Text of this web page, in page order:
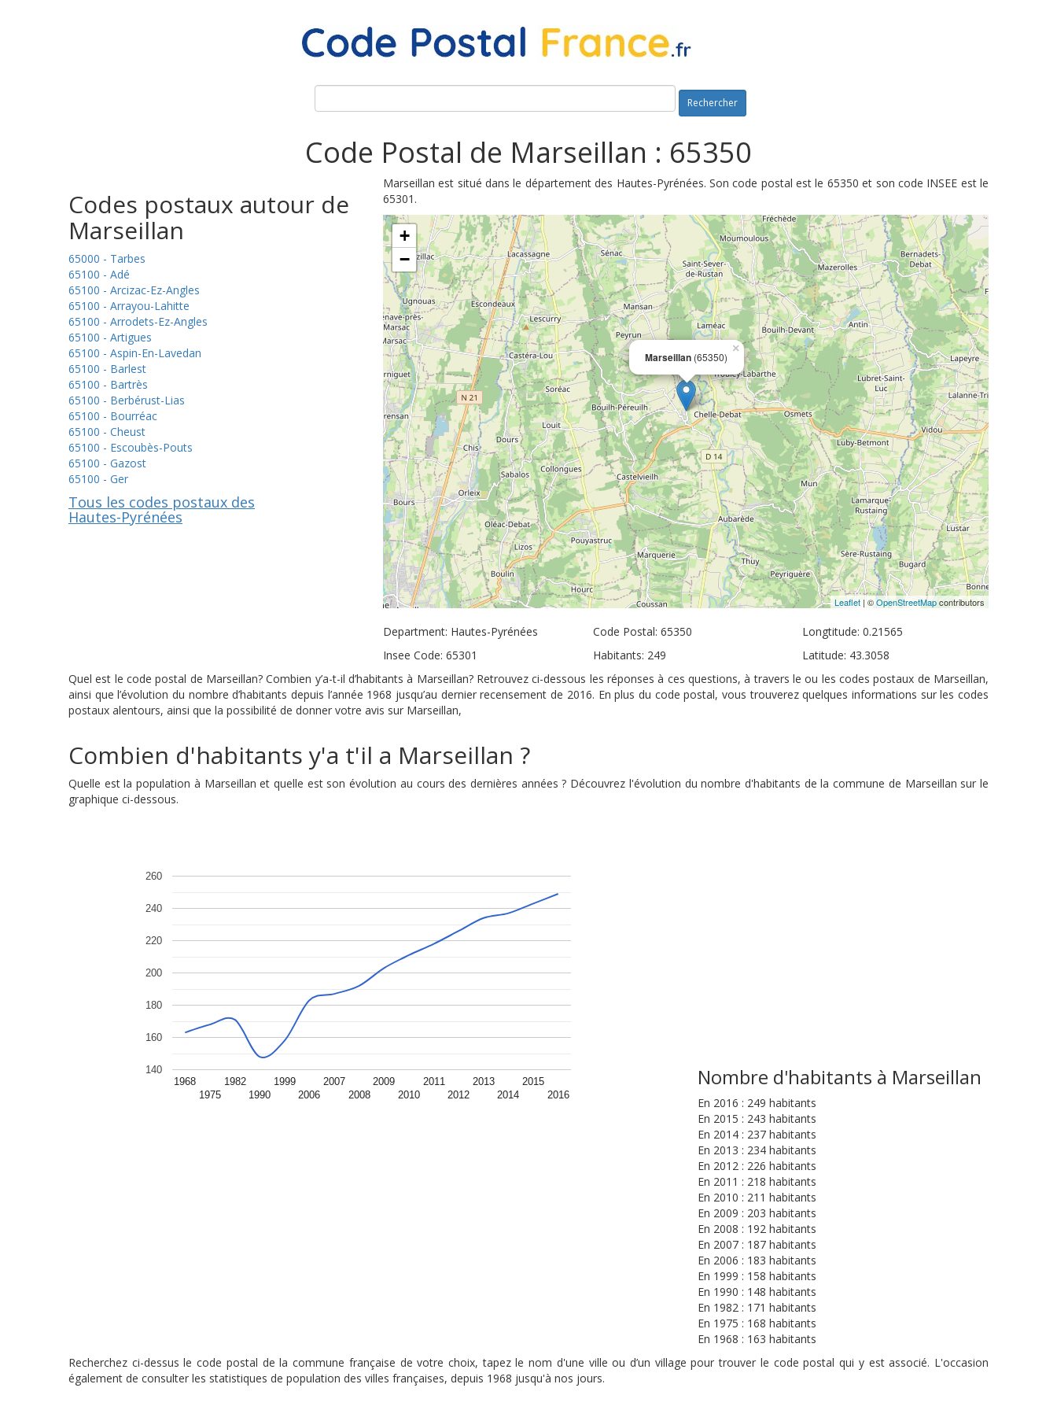
Rechercher
Code Postal de Marseillan : 65350
Codes postaux autour de
Marseillan
65000 - Tarbes
65100 - Adé
65100 - Arcizac-Ez-Angles
65100 - Arrayou-Lahitte
65100 - Arrodets-Ez-Angles
65100 - Artigues
65100 - Aspin-En-Lavedan
65100 - Barlest
65100 - Bartrès
65100 - Berbérust-Lias
65100 - Bourréac
65100 - Cheust
65100 - Escoubès-Pouts
65100 - Gazost
65100 - Ger
Tous les codes postaux des
Hautes-Pyrénées
Marseillan est situé dans le département des Hautes-Pyrénées. Son code postal est le 65350 et son code INSEE est le
65301.
Marseillan (65350)
×
+
−
Leaflet | ©OpenStreetMapcontributors
Department: Hautes-Pyrénées
Insee Code: 65301
Code Postal: 65350
Habitants: 249
Longtitude: 0.21565
Latitude: 43.3058
Quel est le code postal de Marseillan? Combien y’a-t-il d’habitants à Marseillan? Retrouvez ci-dessous les réponses à ces questions, à travers le ou les codes postaux de Marseillan,
ainsi que l’évolution du nombre d’habitants depuis l’année 1968 jusqu’au dernier recensement de 2016. En plus du code postal, vous trouverez quelques informations sur les codes
postaux alentours, ainsi que la possibilité de donner votre avis sur Marseillan,
Combien d'habitants y'a t'il a Marseillan ?
Quelle est la population à Marseillan et quelle est son évolution au cours des dernières années ? Découvrez l'évolution du nombre d'habitants de la commune de Marseillan sur le
graphique ci-dessous.
1968
1975
1982
1990
1999
2006
2007
2008
2009
2010
2011
2012
2013
2014
2015
2016
140
160
180
200
220
240
260
Nombre d'habitants à Marseillan
En 2016 : 249 habitants
En 2015 : 243 habitants
En 2014 : 237 habitants
En 2013 : 234 habitants
En 2012 : 226 habitants
En 2011 : 218 habitants
En 2010 : 211 habitants
En 2009 : 203 habitants
En 2008 : 192 habitants
En 2007 : 187 habitants
En 2006 : 183 habitants
En 1999 : 158 habitants
En 1990 : 148 habitants
En 1982 : 171 habitants
En 1975 : 168 habitants
En 1968 : 163 habitants
Recherchez ci-dessus le code postal de la commune française de votre choix, tapez le nom d'une ville ou d’un village pour trouver le code postal qui y est associé. L'occasion
également de consulter les statistiques de population des villes françaises, depuis 1968 jusqu'à nos jours.